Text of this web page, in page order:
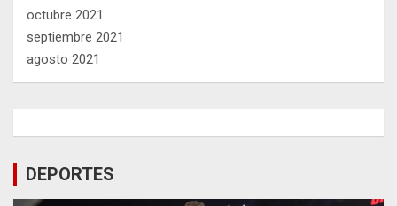
octubre 2021
septiembre 2021
agosto 2021
DEPORTES